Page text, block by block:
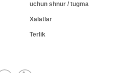
uchun shnur / tugma
Xalatlar
Terlik